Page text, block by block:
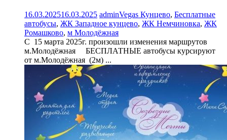
16.03.202516.03.2025 adminVegas Кунцево, Бесплатные
автобусы, ЖК Западное кунцево, ЖК Немчиновка, ЖК
Ромашково, м Молодёжная
C 15 марта 2025г. произошли изменения маршрутов
м.Молодёжная БЕСПЛАТНЫЕ автобусы курсируют
от м.Молодёжная (2м) ...